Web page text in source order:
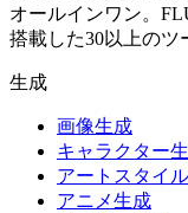
オールインワン。
搭載した30以上のツ
生成
画像生成
キャラクター
アートスタイル
アニメ生成